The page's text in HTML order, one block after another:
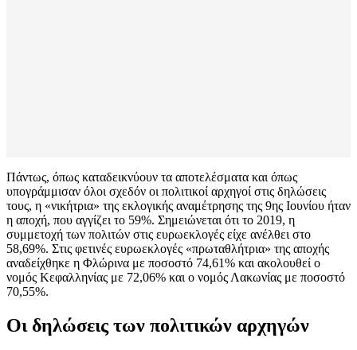
Πάντως, όπως καταδεικνύουν τα αποτελέσματα και όπως
υπογράμμισαν όλοι σχεδόν οι πολιτικοί αρχηγοί στις δηλώσεις
τους, η «νικήτρια» της εκλογικής αναμέτρησης της 9ης Ιουνίου ήταν
η αποχή, που αγγίζει το 59%. Σημειώνεται ότι το 2019, η
συμμετοχή των πολιτών στις ευρωεκλογές είχε ανέλθει στο
58,69%. Στις φετινές ευρωεκλογές «πρωταθλήτρια» της αποχής
αναδείχθηκε η Φλώρινα με ποσοστό 74,61% και ακολουθεί ο
νομός Κεφαλληνίας με 72,06% και ο νομός Λακωνίας με ποσοστό
70,55%.
Οι δηλώσεις των πολιτικών αρχηγών